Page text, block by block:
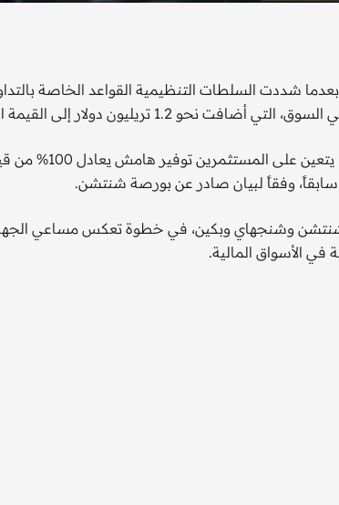
شددت السلطات التنظيمية القواعد الخاصة
دولار إلى القيمة السوقية خلال الشهر الماضي وحده.
بموجب القواعد
وشنجهاي وبكين، في خطوة تعكس مساعي الجهات
في الأسواق المالية.